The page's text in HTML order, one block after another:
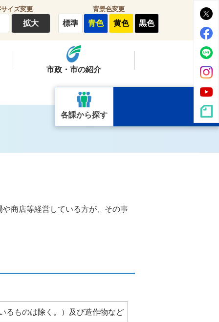
イズ変更
拡大
背景色変更
標準 青色 黄色 黒色
市政・市の紹介
各課から探す
商店等経営している方が、その事
るものは除く。）及び造作物など